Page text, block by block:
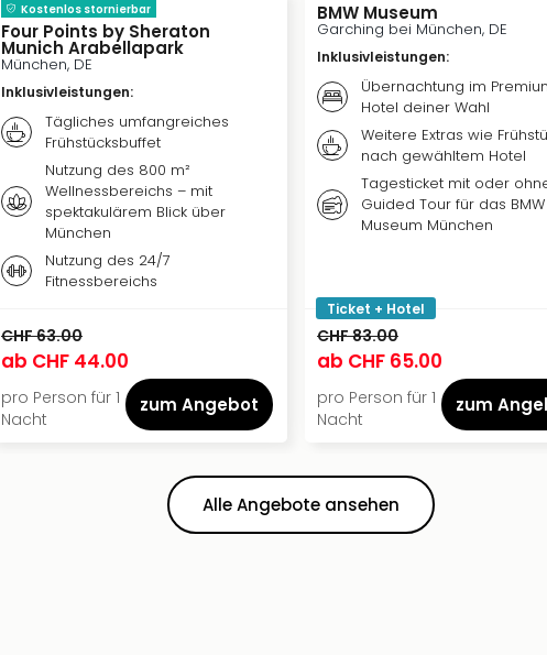
Kostenlos stornierbar
Four Points by Sheraton
Munich Arabellapark
München, DE
Inklusivleistungen:
Tägliches umfangreiches
Frühstücksbuffet
Nutzung des 800 m²
Wellnessbereichs – mit
spektakulärem Blick über
München
Nutzung des 24/7
Fitnessbereichs
CHF 63.00
ab CHF 44.00
pro Person für 1
Nacht
zum Angebot
BMW Museum
Garching bei München, DE
Inklusivleistungen:
Übernachtung im
Hotel deiner Wahl
Weitere Extras wie
nach gewähltem Hotel
Tagesticket mit oder
Guided Tour für das BMW
Museum München
Ticket + Hotel
CHF 83.00
ab CHF 65.00
pro Person für 1
Nacht
zum
Alle Angebote ansehen